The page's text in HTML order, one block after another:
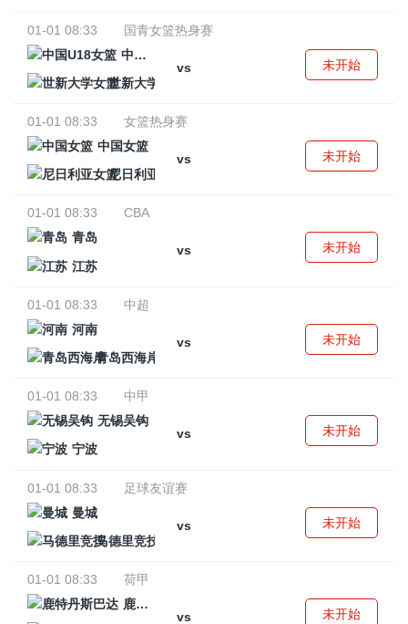
01-01 08:33
国青女篮热身赛
中国U18女篮
vs
世新大学女篮
未开始
01-01 08:33
女篮热身赛
中国女篮
vs
尼日利亚女篮
未开始
01-01 08:33
CBA
青岛
vs
江苏
未开始
01-01 08:33
中超
河南
vs
青岛西海岸
未开始
01-01 08:33
中甲
无锡吴钩
vs
宁波
未开始
01-01 08:33
足球友谊赛
曼城
vs
马德里竞技
未开始
01-01 08:33
荷甲
鹿特丹斯巴达
vs
未开始